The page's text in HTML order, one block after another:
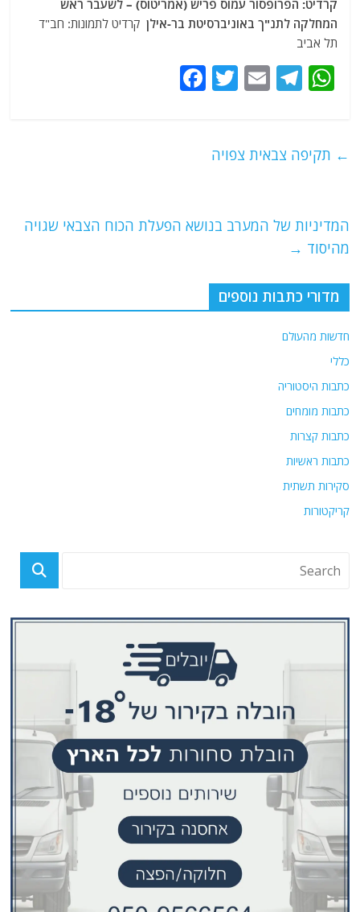
קרדיט: הפרופסור עמוס פריש (אמריטוס) – לשעבר ראש
המחלקה לתנ"ך באוניברסיטת בר-אילןקרדיט לתמונות: חב"ד
תל אביב
W
s
p
T
g
E
l
T
o
← תקיפה צבאית צפויה
המדיניות של המערב בנושא הפעלת הכוח הצבאי שגויה
מהיסוד →
מדורי כתבות נוספים
חדשות מהעולם
כללי
כתבות היסטוריה
כתבות מומחים
כתבות קצרות
כתבות ראשיות
סקירות תשתית
קריקטורות